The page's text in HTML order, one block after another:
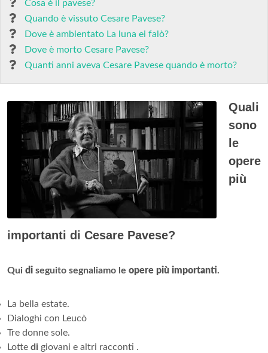
Cosa è il pavese?
Quando è vissuto Cesare Pavese?
Dove è ambientato La luna ei falò?
Dove è morto Cesare Pavese?
Quanti anni aveva Cesare Pavese quando è morto?
Quali
sono
le
opere
più
importanti di Cesare Pavese?
Qui di seguito segnaliamo le opere più importanti.
La bella estate.
Dialoghi con Leucò
Tre donne sole.
Lotte di giovani e altri racconti .